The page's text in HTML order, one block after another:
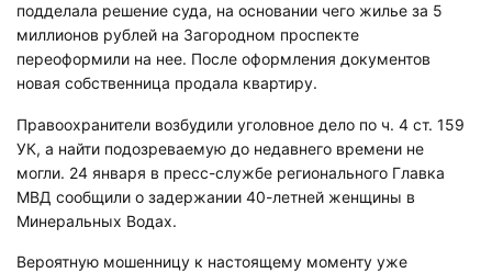
подделала решение суда, на основании чего жилье за 5
миллионов рублей на Загородном проспекте
переоформили на нее. После оформления документов
новая собственница продала квартиру.
Правоохранители возбудили уголовное дело по ч. 4 ст. 159
УК, а найти подозреваемую до недавнего времени не
могли. 24 января в пресс-службе регионального Главка
МВД сообщили о задержании 40-летней женщины в
Минеральных Водах.
Вероятную мошенницу к настоящему моменту уже